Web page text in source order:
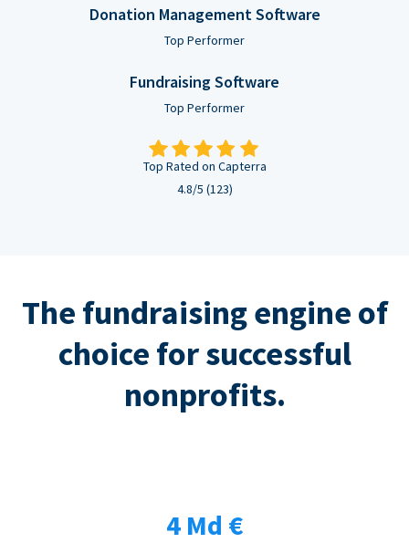
Donation Management Software
Top Performer
Fundraising Software
Top Performer
Top Rated on Capterra
4.8/5 (123)
The fundraising engine of
choice for successful
nonprofits.
4 Md €